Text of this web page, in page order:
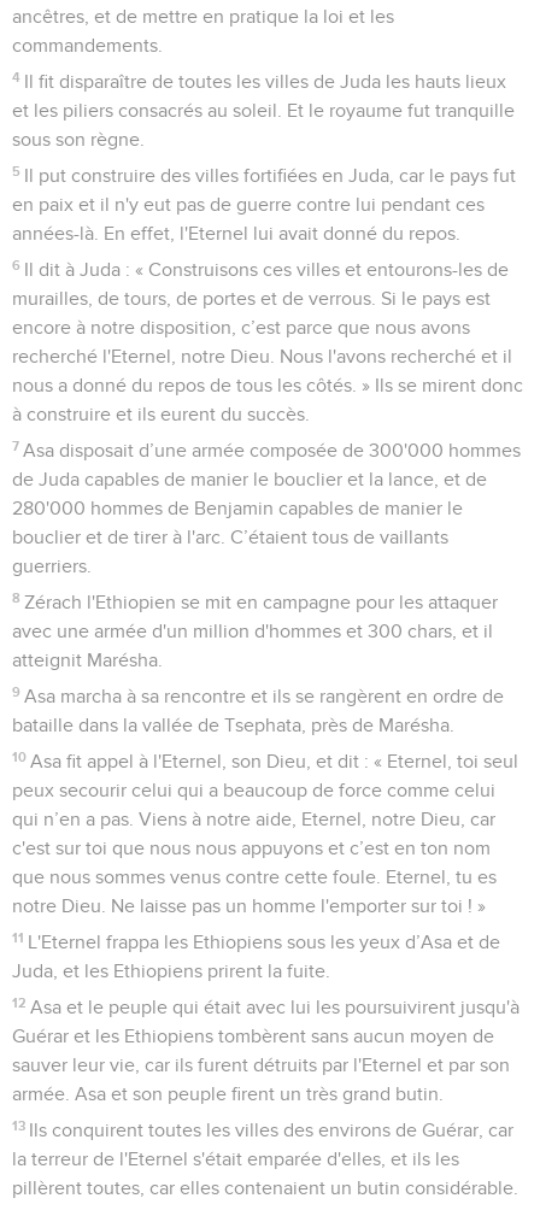
ancêtres, et de mettre en pratique la loi et les
commandements.
4
Il fit disparaître de toutes les villes de Juda les hauts lieux
et les piliers consacrés au soleil. Et le royaume fut tranquille
sous son règne.
5
Il put construire des villes fortifiées en Juda, car le pays fut
en paix et il n'y eut pas de guerre contre lui pendant ces
années-là. En effet, l'Eternel lui avait donné du repos.
6
Il dit à Juda : « Construisons ces villes et entourons-les de
murailles, de tours, de portes et de verrous. Si le pays est
encore à notre disposition, c’est parce que nous avons
recherché l'Eternel, notre Dieu. Nous l'avons recherché et il
nous a donné du repos de tous les côtés. » Ils se mirent donc
à construire et ils eurent du succès.
7 Asa disposait d’une armée composée de 300'000 hommes
de Juda capables de manier le bouclier et la lance, et de
280'000 hommes de Benjamin capables de manier le
bouclier et de tirer à l'arc. C’étaient tous de vaillants
guerriers.
8 Zérach l'Ethiopien se mit en campagne pour les attaquer
avec une armée d'un million d'hommes et 300 chars, et il
atteignit Marésha.
9 Asa marcha à sa rencontre et ils se rangèrent en ordre de
bataille dans la vallée de Tsephata, près de Marésha.
10 Asa fit appel à l'Eternel, son Dieu, et dit : « Eternel, toi seul
peux secourir celui qui a beaucoup de force comme celui
qui n’en a pas. Viens à notre aide, Eternel, notre Dieu, car
c'est sur toi que nous nous appuyons et c’est en ton nom
que nous sommes venus contre cette foule. Eternel, tu es
notre Dieu. Ne laisse pas un homme l'emporter sur toi ! »
11
L'Eternel frappa les Ethiopiens sous les yeux d’Asa et de
Juda, et les Ethiopiens prirent la fuite.
12 Asa et le peuple qui était avec lui les poursuivirent jusqu'à
Guérar et les Ethiopiens tombèrent sans aucun moyen de
sauver leur vie, car ils furent détruits par l'Eternel et par son
armée. Asa et son peuple firent un très grand butin.
13
Ils conquirent toutes les villes des environs de Guérar, car
la terreur de l'Eternel s'était emparée d'elles, et ils les
pillèrent toutes, car elles contenaient un butin considérable.